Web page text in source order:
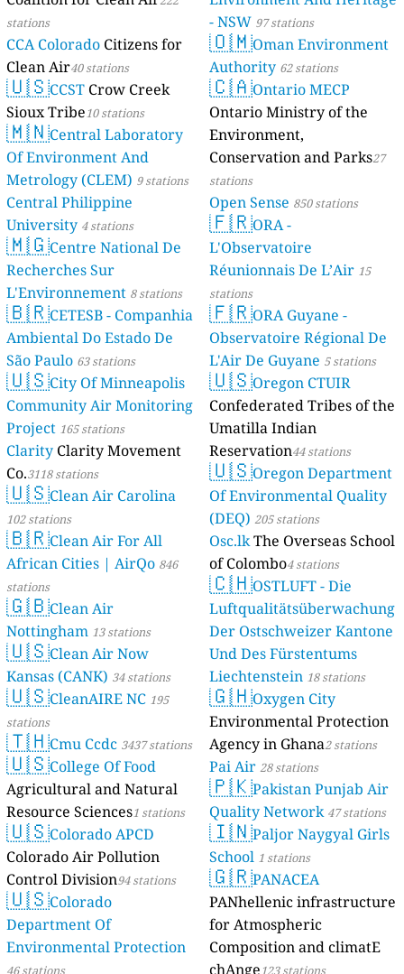
stations
CCA Colorado Citizens for
Clean Air40 stations
🇺🇸CCST Crow Creek
Sioux Tribe10 stations
🇲🇳Central Laboratory
Of Environment And
Metrology (CLEM) 9 stations
Central Philippine
University 4 stations
🇲🇬Centre National De
Recherches Sur
L'Environnement 8 stations
🇧🇷CETESB - Companhia
Ambiental Do Estado De
São Paulo 63 stations
🇺🇸City Of Minneapolis
Community Air Monitoring
Project 165 stations
Clarity Clarity Movement
Co.3118 stations
🇺🇸Clean Air Carolina
102 stations
🇧🇷Clean Air For All
African Cities | AirQo 846
stations
🇬🇧Clean Air
Nottingham 13 stations
🇺🇸Clean Air Now
Kansas (CANK) 34 stations
🇺🇸CleanAIRE NC 195
stations
🇹🇭Cmu Ccdc 3437 stations
🇺🇸College Of Food
Agricultural and Natural
Resource Sciences1 stations
🇺🇸Colorado APCD
Colorado Air Pollution
Control Division94 stations
🇺🇸Colorado
Department Of
Environmental Protection
- NSW 97 stations
🇴🇲Oman Environment
Authority 62 stations
🇨🇦Ontario MECP
Ontario Ministry of the
Environment,
Conservation and Parks27
stations
Open Sense 850 stations
🇫🇷ORA -
L'Observatoire
Réunionnais De L’Air 15
stations
🇫🇷ORA Guyane -
Observatoire Régional De
L'Air De Guyane 5 stations
🇺🇸Oregon CTUIR
Confederated Tribes of the
Umatilla Indian
Reservation44 stations
🇺🇸Oregon Department
Of Environmental Quality
(DEQ) 205 stations
Osc.lkThe Overseas School
of Colombo4 stations
🇨🇭OSTLUFT - Die
Luftqualitätsüberwachung
Der Ostschweizer Kantone
Und Des Fürstentums
Liechtenstein 18 stations
🇬🇭Oxygen City
Environmental Protection
Agency in Ghana2 stations
Pai Air 28 stations
🇵🇰Pakistan Punjab Air
Quality Network 47 stations
🇮🇳Paljor Naygyal Girls
School 1 stations
🇬🇷PANACEA
PANhellenic infrastructure
for Atmospheric
Composition and climatE
chAnge